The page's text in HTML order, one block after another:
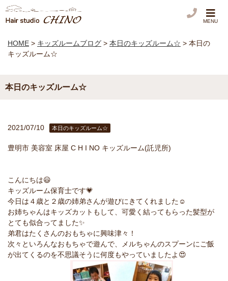
MENU
HOME > キッズルームブログ > 本日のキッズルーム☆ > 本日の
キッズルーム☆
本日のキッズルーム☆
2021/07/10 本日のキッズルーム☆
豊明市 美容室 床屋 C H I NO キッズルーム(託児所)
こんにちは😃
キッズルーム保育士です💗
今日は４歳と２歳の姉弟さんが遊びにきてくれました☺️
お姉ちゃんはキッズカットもして、可愛く結ってもらった髪型が
とても似合ってました✨
弟君はたくさんのおもちゃに興味津々！
次々といろんなおもちゃで遊んで、メルちゃんのスプーンにご飯
が出てくるのを不思議そうに何度もやっていましたよ😍